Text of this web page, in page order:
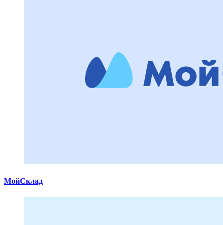
МойСклад